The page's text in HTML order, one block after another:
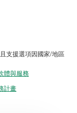
支援選項因國家/地區
體與服務
計畫